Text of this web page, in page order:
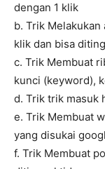
dengan 1 klik
b. Trik
klik dan bisa
c. Trik Membuat
kunci (keyword),
d. Trik trik masuk
e. Trik Membuat
yang disukai
f. Trik Membuat